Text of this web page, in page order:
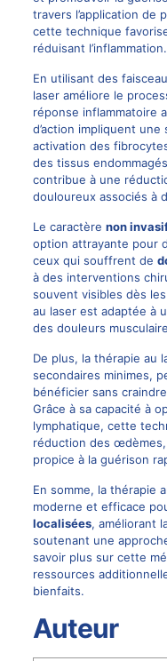
travers l’application de
cette technique
réduisant l’inflammation.
En utilisant des
laser améliore le
réponse inflammatoire
d’action impliquent
activation des
des tissus
contribue à une
douloureux associés à
Le caractère non
option attrayante pour
ceux qui souffrent de
à des interventions
souvent visibles dès
au laser est adaptée à
des douleurs
De plus, la thérapie au
secondaires minimes,
bénéficier sans
Grâce à sa capacité à
lymphatique, cette
réduction des
propice à la guérison
En somme, la thérapie
moderne et efficace
localisées, améliorant
soutenant une
savoir plus sur cette
ressources
bienfaits.
Auteur